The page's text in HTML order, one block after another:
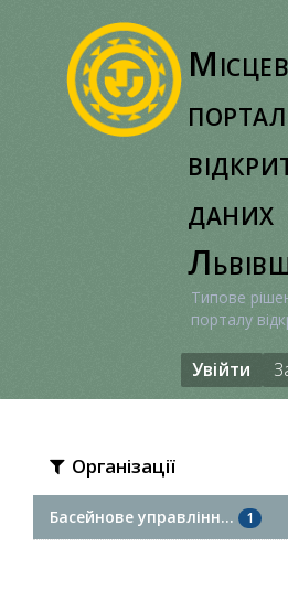
портал
даних
Типове
порталу
Увійти
Організації
Басейнове управлінн... 1